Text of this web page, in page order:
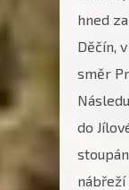
hned
Děčín,
směr
do